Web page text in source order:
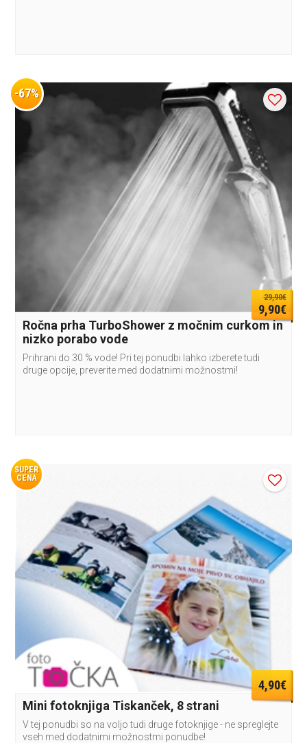
-67%
29,90€
9,90€
Ročna prha TurboShower z močnim curkom in
nizko porabo vode
Prihrani do 30 % vode! Pri tej ponudbi lahko izberete tudi
druge opcije, preverite med dodatnimi možnostmi!
SUPER
CENA
4,90€
Mini fotoknjiga Tiskanček, 8 strani
V tej ponudbi so na voljo tudi druge fotoknjige - ne spreglejte
vseh med dodatnimi možnostmi ponudbe!